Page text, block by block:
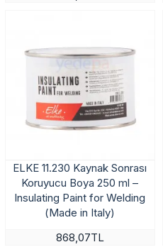
ELKE 11.230 Kaynak Sonrası
Koruyucu Boya 250 ml –
Insulating Paint for Welding
(Made in Italy)
868,07TL